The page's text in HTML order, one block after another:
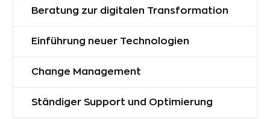
Beratung zur digitalen Transformation
Einführung neuer Technologien
Change Management
Ständiger Support und Optimierung